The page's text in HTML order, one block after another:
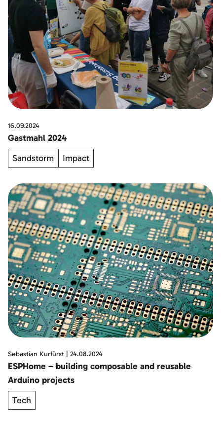
16.09.2024
Gastmahl 2024
Sandstorm
Impact
Sebastian Kurfürst 24.08.2024
ESPHome – building composable and reusable
Arduino projects
Tech